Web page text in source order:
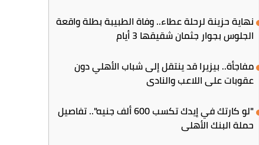
نهاية حزينة لرحلة عطاء.. وفاة الطبيبة بطلة واقعة
الجلوس بجوار جثمان شقيقها 3 أيام
مفاجأة.. بيزيرا قد ينتقل إلى شباب الأهلي دون
عقوبات على اللاعب والنادي
"لو كارتك في إيدك تكسب 600 ألف جنيه".. تفاصيل
حملة البنك الأهلي